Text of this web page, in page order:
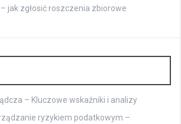
jak zgłosić roszczenia zbiorowe
– Kluczowe wskaźniki i analizy
ryzykiem podatkowym –